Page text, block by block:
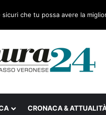
CRONACA &
che tu possa avere la